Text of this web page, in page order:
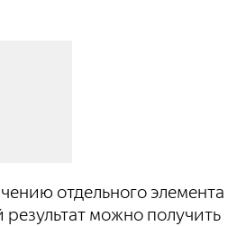
отдельного элемента
можно получить